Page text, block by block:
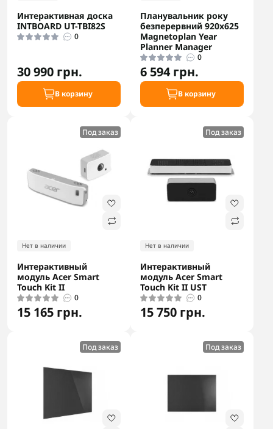
Интерактивная доска
INTBOARD UT-TBI82S
0
30 990 грн.
В корзину
Планувальник року
безперервний 920x625
Magnetoplan Year
Planner Manager
0
6 594 грн.
В корзину
Под заказ
Нет в наличии
Интерактивный
модуль Acer Smart
Touch Kit II
0
15 165 грн.
Под заказ
Нет в наличии
Интерактивный
модуль Acer Smart
Touch Kit II UST
0
15 750 грн.
Под заказ Под заказ